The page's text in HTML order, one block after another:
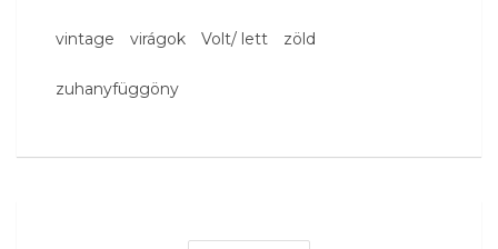
vintage virágok Volt/ lett zöld
zuhanyfüggöny